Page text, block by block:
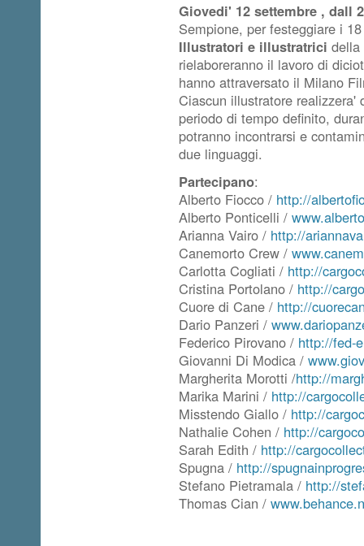
Giovedi' 12 settembre , dall
Sempione, per festeggiare i
Illustratori e illustratrici della
rielaboreranno il lavoro di
hanno attraversato il Milano
Ciascun illustratore realizzera'
periodo di tempo definito,
potranno incontrarsi e
due linguaggi.
Partecipano:
Alberto Fiocco / http://
Alberto Ponticelli /
Arianna Vairo / http://
Canemorto Crew /
Carlotta Cogliati / http://
Cristina Portolano / http://
Cuore di Cane / http://
Dario Panzeri /
Federico Pirovano / http://fed-
Giovanni Di Modica /
Margherita Morotti /http://
Marika Marini / http://
Misstendo Giallo / http://
Nathalie Cohen / http://
Sarah Edith / http://
Spugna / http://
Stefano Pietramala / http://
Thomas Cian /